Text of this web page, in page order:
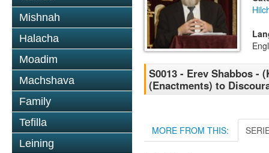
Mishnah
Halacha
Moadim
Machshava
Family
Tefilla
Leining
S0013 - Erev Shabbos -
(Enactments) to
MORE FROM THIS: